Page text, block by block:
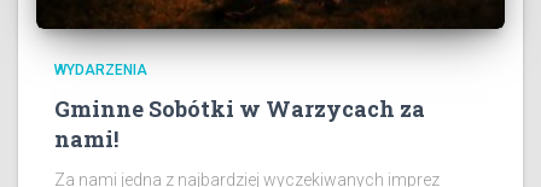
WYDARZENIA
Gminne Sobótki w Warzycach za
nami!
Za nami jedna z najbardziej wyczekiwanych imprez